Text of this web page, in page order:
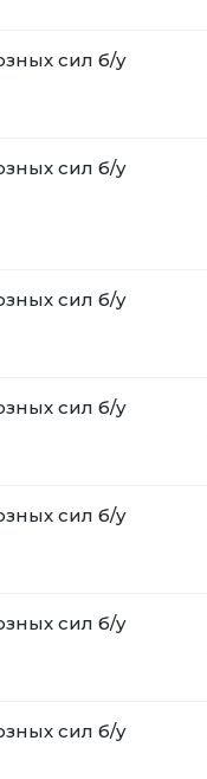
сил б/у
сил б/у
сил б/у
сил б/у
сил б/у
сил б/у
сил б/у